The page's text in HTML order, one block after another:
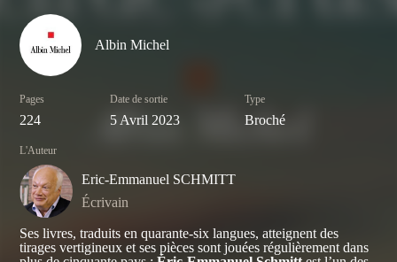
Albin Michel
Pages
224
Date de sortie
5 Avril 2023
Type
Broché
L'Auteur
Eric-Emmanuel SCHMITT
Écrivain
Ses livres, traduits en quarante-six langues, atteignent des
tirages vertigineux et ses pièces sont jouées régulièrement dans